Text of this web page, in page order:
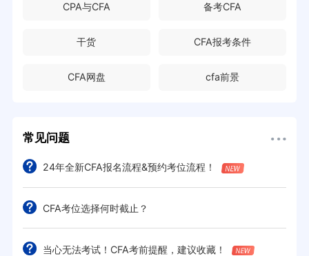
CPA与CFA 备考CFA
干货 CFA报考条件
CFA网盘 cfa前景
常见问题
24年全新CFA报名流程&预约考位流程！
CFA考位选择何时截止？
当心无法考试！CFA考前提醒，建议收藏！